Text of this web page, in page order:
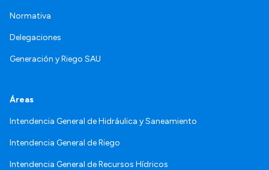
Normativa
Delegaciones
Generación y Riego SAU
Áreas
Intendencia General de Hidráulica y Saneamiento
Intendencia General de Riego
Intendencia General de Recursos Hídricos